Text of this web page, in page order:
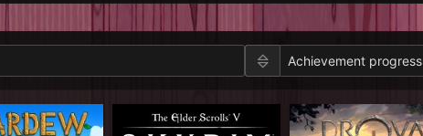
Per Hour Genres Categories
Achievement progress